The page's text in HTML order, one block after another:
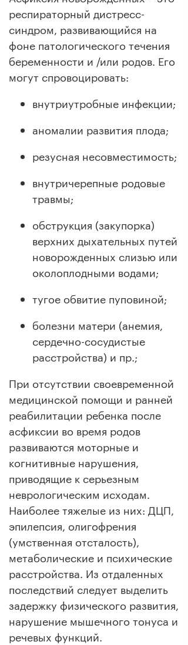
респираторный дистресс-
синдром, развивающийся на
фоне патологического течения
беременности и /или родов. Его
могут спровоцировать:
внутриутробные инфекции;
аномалии развития плода;
резусная несовместимость;
внутричерепные родовые
травмы;
обструкция (закупорка)
верхних дыхательных путей
новорожденных слизью или
околоплодными водами;
тугое обвитие пуповиной;
болезни матери (анемия,
сердечно-сосудистые
расстройства) и пр.;
При отсутствии своевременной
медицинской помощи и ранней
реабилитации ребенка после
асфиксии во время родов
развиваются моторные и
когнитивные нарушения,
приводящие к серьезным
неврологическим исходам.
Наиболее тяжелые из них: ДЦП,
эпилепсия, олигофрения
(умственная отсталость),
метаболические и психические
расстройства. Из отдаленных
последствий следует выделить
задержку физического развития,
нарушение мышечного тонуса и
речевых функций.